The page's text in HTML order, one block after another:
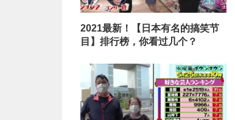
2021最新！【日本有名的搞笑节
目】排行榜，你看过几个？